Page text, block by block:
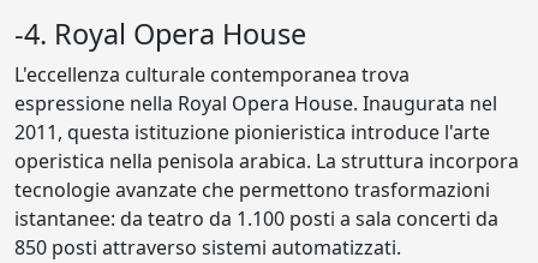
-4. Royal Opera House
L'eccellenza culturale contemporanea trova
espressione nella Royal Opera House. Inaugurata nel
2011, questa istituzione pionieristica introduce l'arte
operistica nella penisola arabica. La struttura incorpora
tecnologie avanzate che permettono trasformazioni
istantanee: da teatro da 1.100 posti a sala concerti da
850 posti attraverso sistemi automatizzati.